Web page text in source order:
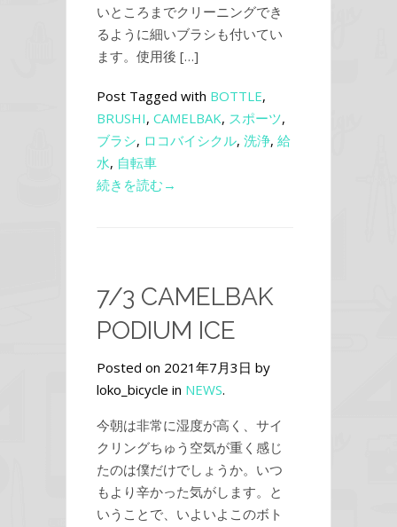
いところまでクリーニングでき
るように細いブラシも付いてい
ます。使用後 […]
Post Tagged with BOTTLE,
BRUSHI, CAMELBAK, スポーツ,
ブラシ, ロコバイシクル, 洗浄, 給
水, 自転車
続きを読む→
7/3 CAMELBAK
PODIUM ICE
Posted on 2021年7月3日 by
loko_bicycle in NEWS.
今朝は非常に湿度が高く、サイ
クリングちゅう空気が重く感じ
たのは僕だけでしょうか。いつ
もより辛かった気がします。と
いうことで、いよいよこのボト